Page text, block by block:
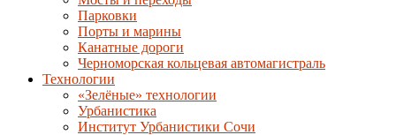
Парковки
Порты и марины
Канатные дороги
Черноморская кольцевая автомагистраль
Технологии
«Зелёные» технологии
Урбанистика
Институт Урбанистики Сочи